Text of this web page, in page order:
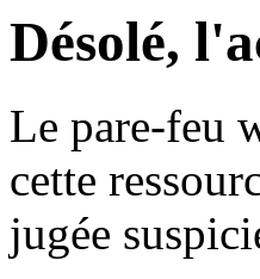
Désolé,
Le pare-feu
cette
jugée